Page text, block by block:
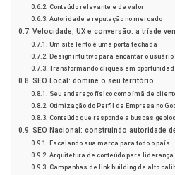
Conteúdo relevante e de valor
Autoridade e reputação no mercado
Velocidade, UX e conversão: a tríade
Um site lento é uma porta fechada
Design intuitivo para encantar o usuário
Transformando cliques em
SEO Local: domine o seu território
Seu endereço físico como ímã de
Otimização do Perfil da Empresa no
Conteúdo que responde a buscas
SEO Nacional: construindo autoridade
Escalando sua marca para todo o país
Arquitetura de conteúdo para liderança
Campanhas de link building de alto